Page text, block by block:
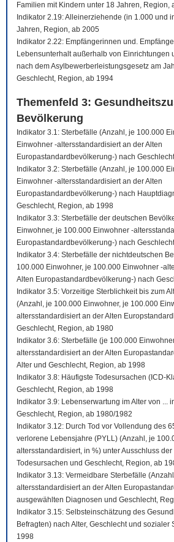
Familien mit Kindern unter 18 Jahren, Region,
Indikator 2.19: Alleinerziehende (in 1.000 und
Jahren, Region, ab 2005
Indikator 2.22: Empfängerinnen und.
Lebensunterhalt außerhalb von Einrichtungen
nach dem Asylbewerberleistungsgesetz am
Geschlecht, Region, ab 1994
Themenfeld 3:
Bevölkerung
Indikator 3.1: Sterbefälle (Anzahl, je 100.000
Einwohner -altersstandardisiert an der Alten
Europastandardbevölkerung-) nach
Indikator 3.2: Sterbefälle (Anzahl, je 100.000
Einwohner -altersstandardisiert an der Alten
Europastandardbevölkerung-) nach
Geschlecht, Region, ab 1998
Indikator 3.3: Sterbefälle der deutschen
Einwohner, je 100.000 Einwohner -
Europastandardbevölkerung-) nach
Indikator 3.4: Sterbefälle der nichtdeutschen
100.000 Einwohner, je 100.000 Einwohner -
Alten Europastandardbevölkerung-) nach
Indikator 3.5: Vorzeitige Sterblichkeit bis zum
(Anzahl, je 100.000 Einwohner, je 100.000
altersstandardisiert an der Alten
Geschlecht, Region, ab 1980
Indikator 3.6: Sterbefälle (je 100.000
altersstandardisiert an der Alten
Alter und Geschlecht, Region, ab 1998
Indikator 3.8: Häufigste Todesursachen (ICD-
Geschlecht, Region, ab 1998
Indikator 3.9: Lebenserwartung im Alter von ...
Geschlecht, Region, ab 1980/1982
Indikator 3.12: Durch Tod vor Vollendung des
verlorene Lebensjahre (PYLL) (Anzahl, je
altersstandardisiert, in %) unter Ausschluss
Todesursachen und Geschlecht, Region, ab
Indikator 3.13: Vermeidbare Sterbefälle
altersstandardisiert an der Alten
ausgewählten Diagnosen und Geschlecht,
Indikator 3.15: Selbsteinschätzung des
Befragten) nach Alter, Geschlecht und sozialer
1998